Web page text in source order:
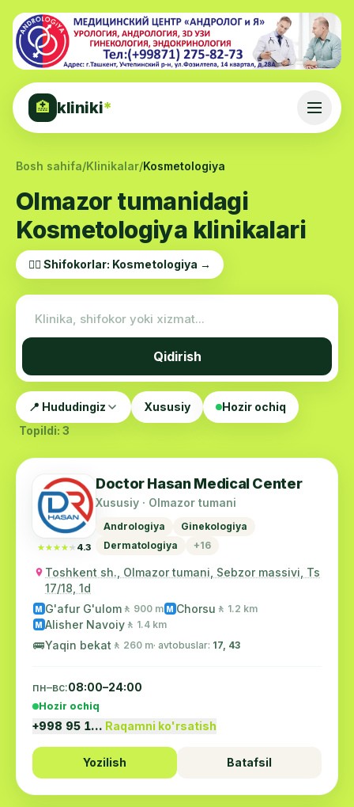
🏥 kliniki*
Bosh sahifa/Klinikalar/Kosmetologiya
Olmazor tumanidagi
Kosmetologiya klinikalari
👨‍⚕️ Shifokorlar: Kosmetologiya →
Qidirish
📍 Hududingiz Xususiy
Hozir ochiq
Topildi: 3
★★★★★
★★★★★ 4.3
Doctor Hasan Medical Center
Xususiy · Olmazor tumani
Andrologiya
Ginekologiya
Dermatologiya
+16
Toshkent sh., Olmazor tumani, Sebzor massivi, Ts
17/18, 1d
M G'afur G'ulom 🚶 900 m M Chorsu 🚶 1.2 km
M Alisher Navoiy 🚶 1.4 km
🚌Yaqin bekat 🚶 260 m· avtobuslar: 17, 43
пн–вс:08:00–24:00
Hozir ochiq
+998 95 1… Raqamni ko'rsatish
Yozilish Batafsil